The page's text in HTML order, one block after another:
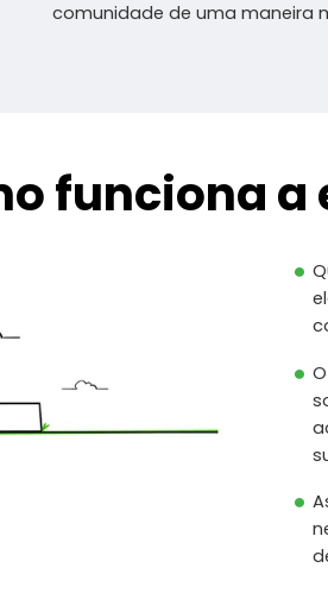
comunidade de uma maneira
funciona a